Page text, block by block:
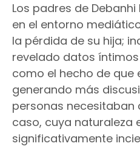
Los padres de
en el entorno
la pérdida de su hija;
revelado datos
como el hecho de que
generando más
personas necesitaban
caso, cuya naturaleza
significativamente